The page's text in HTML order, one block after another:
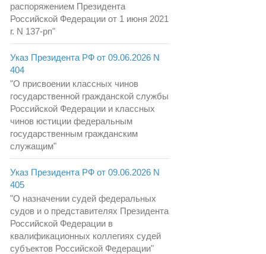
распоряжением Президента
Российской Федерации от 1 июня 2021
г. N 137-рп"
Указ Президента РФ от 09.06.2026 N
404
"О присвоении классных чинов
государственной гражданской службы
Российской Федерации и классных
чинов юстиции федеральным
государственным гражданским
служащим"
Указ Президента РФ от 09.06.2026 N
405
"О назначении судей федеральных
судов и о представителях Президента
Российской Федерации в
квалификационных коллегиях судей
субъектов Российской Федерации"